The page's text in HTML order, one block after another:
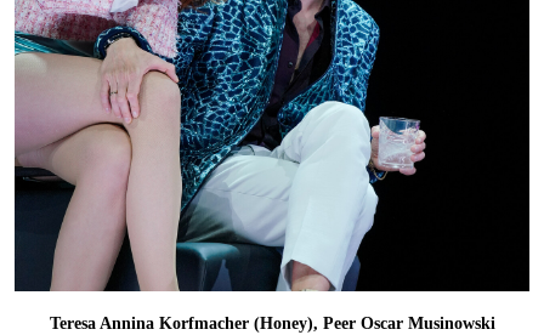
Teresa Annina Korfmacher (Honey), Peer Oscar Musinowski